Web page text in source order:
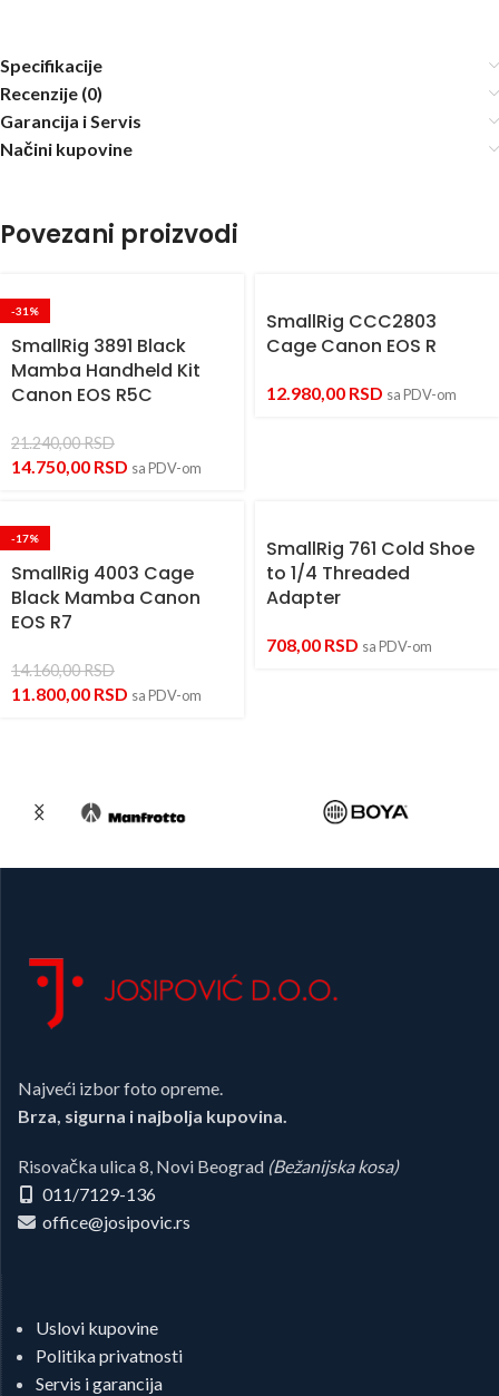
Specifikacije
Recenzije (0)
Garancija i Servis
Načini kupovine
Povezani proizvodi
-31%
SmallRig 3891 Black
Mamba Handheld Kit
Canon EOS R5C
21.240,00RSD
14.750,00 RSD sa PDV-om
SmallRig CCC2803
Cage Canon EOS R
12.980,00 RSD sa PDV-om
-17%
SmallRig 4003 Cage
Black Mamba Canon
EOS R7
14.160,00RSD
11.800,00 RSD sa PDV-om
SmallRig 761 Cold Shoe
to 1/4 Threaded
Adapter
708,00 RSD sa PDV-om
Najveći izbor foto opreme.
Brza, sigurna i najbolja kupovina.
Risovačka ulica 8, Novi Beograd (Bežanijska kosa)
011/7129-136
office@josipovic.rs
Uslovi kupovine
Politika privatnosti
Servis i garancija